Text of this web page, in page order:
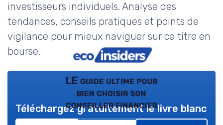
investisseurs individuels. Analyse des
tendances, conseils pratiques et points de
vigilance pour mieux naviguer sur ce titre en
bourse.
LE guide ultime pour
bien choisir son
conseiller financier
Téléchargez gratuitement le livre blanc